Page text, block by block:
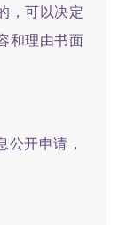
，可以决定
和理由书面
开申请，